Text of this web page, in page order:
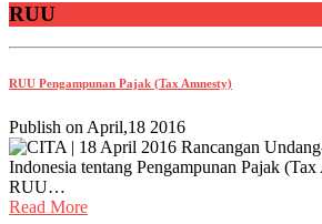
RUU
RUU Pengampunan Pajak (Tax Amnesty)
Publish on April,18 2016
CITA | 18 April 2016 Rancangan
Indonesia tentang Pengampunan Pajak
RUU…
Read More